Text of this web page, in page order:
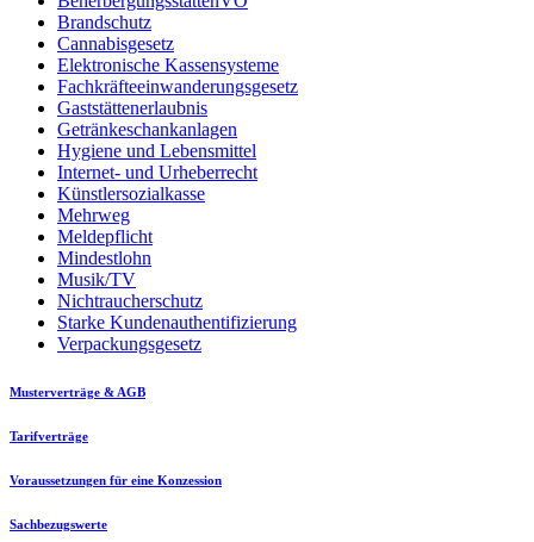
Brandschutz
Cannabisgesetz
Elektronische Kassensysteme
Fachkräfteeinwanderungsgesetz
Gaststättenerlaubnis
Getränkeschankanlagen
Hygiene und Lebensmittel
Internet- und Urheberrecht
Künstlersozialkasse
Mehrweg
Meldepflicht
Mindestlohn
Musik/TV
Nichtraucherschutz
Starke Kundenauthentifizierung
Verpackungsgesetz
Musterverträge & AGB
Tarifverträge
Voraussetzungen für eine Konzession
Sachbezugswerte